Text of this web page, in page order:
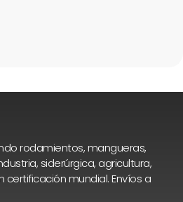
rodamientos, mangueras,
siderúrgica, agricultura,
certificación mundial. Envíos a